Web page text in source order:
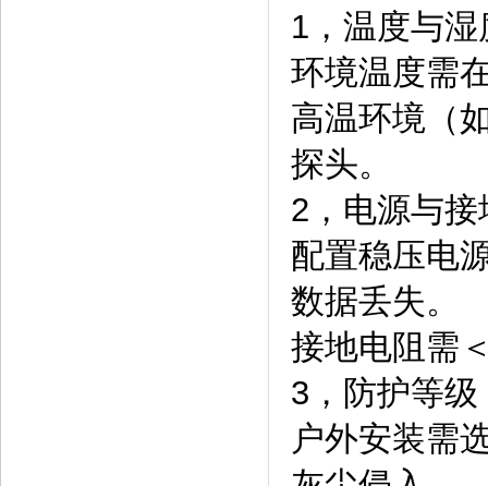
1，温度与湿
环境温度需
高温环境（
探头。
2，电源与接
配置稳压电
数据丢失。
接地电阻需
3，防护等级
户外安装需